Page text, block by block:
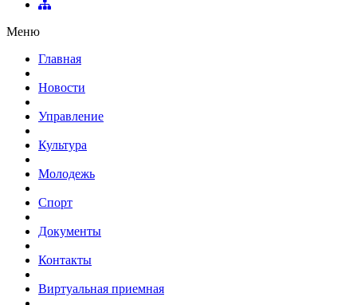
Меню
Главная
Новости
Управление
Культура
Молодежь
Спорт
Документы
Контакты
Виртуальная приемная